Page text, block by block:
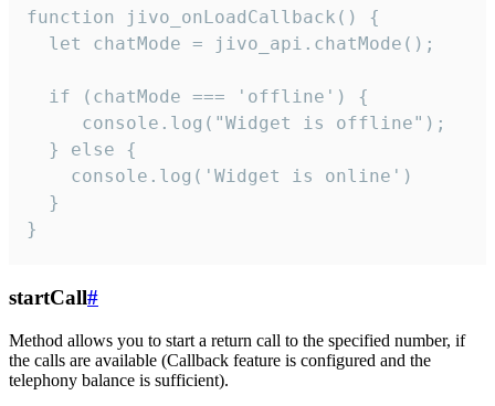
function jivo_onLoadCallback() {
  let chatMode = jivo_api.chatMode();
  if (chatMode === 'offline') {
     console.log("Widget is offline");
  } else {
    console.log('Widget is online')
  }
}
startCall#
Method allows you to start a return call to the specified number, if
the calls are available (Callback feature is configured and the
telephony balance is sufficient).